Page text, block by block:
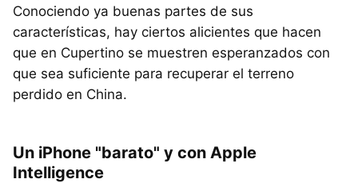
Conociendo ya buenas partes de sus
características, hay ciertos alicientes que hacen
que en Cupertino se muestren esperanzados con
que sea suficiente para recuperar el terreno
perdido en China.
Un iPhone "barato" y con Apple
Intelligence